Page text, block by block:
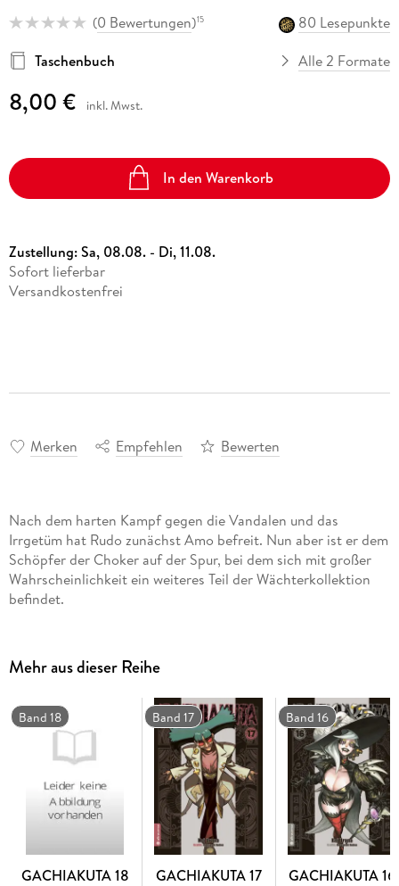
(0 Bewertungen)15
80 Lesepunkte
Taschenbuch
Alle 2 Formate
8,00 € inkl. Mwst.
In den Warenkorb
Zustellung:Sa, 08.08. - Di, 11.08.
Sofort lieferbar
Versandkostenfrei
Merken Empfehlen Bewerten
Nach dem harten Kampf gegen die Vandalen und das
Irrgetüm hat Rudo zunächst Amo befreit. Nun aber ist er dem
Schöpfer der Choker auf der Spur, bei dem sich mit großer
Wahrscheinlichkeit ein weiteres Teil der Wächterkollektion
befindet.
Mehr aus dieser Reihe
Band 18
GACHIAKUTA 18
Band 17
GACHIAKUTA 17
Band 16
GACHIAKUTA 16